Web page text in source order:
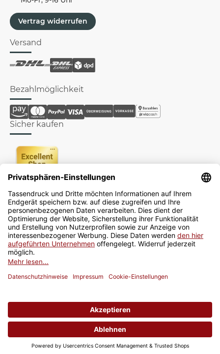
Vertrag widerrufen
Versand
Bezahlmöglichkeit
Sicher kaufen
Newsletter